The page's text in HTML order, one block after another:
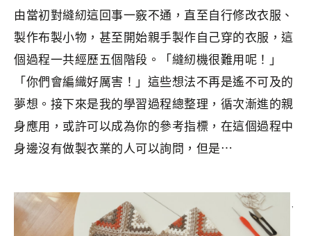
由當初對縫紉這回事一竅不通，直至自行修改衣服、
製作布製小物，甚至開始親手製作自己穿的衣服，這
個過程一共經歷五個階段。「縫紉機很難用呢！」
「你們會編織好厲害！」這些想法不再是遙不可及的
夢想。接下來是我的學習過程總整理，循次漸進的親
身應用，或許可以成為你的參考指標，在這個過程中
身邊沒有做製衣業的人可以詢問，但是⋯
分類： CRAFTS 標籤：Crafts,年度目標 手作服 ,縫紉 ,
自學
自我成長 裁製衣服的活用術,香港手作